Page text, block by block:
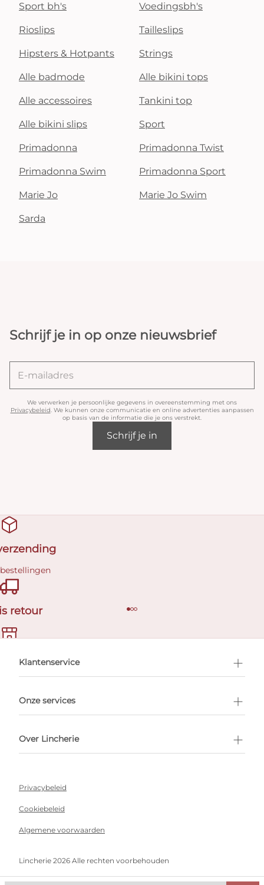
Sport bh's Voedingsbh's
Rioslips Tailleslips
Hipsters & Hotpants Strings
Alle badmode Alle bikini tops
Alle accessoires Tankini top
Alle bikini slips Sport
Primadonna Primadonna Twist
Primadonna Swim Primadonna Sport
Marie Jo Marie Jo Swim
Sarda
Schrijf je in op onze nieuwsbrief
We verwerken je persoonlijke gegevens in overeenstemming met ons
Privacybeleid. We kunnen onze communicatie en online advertenties aanpassen
op basis van de informatie die je ons verstrekt.
Schrijf je in
retour
afspraak
Klantenservice
Onze services
Over Lincherie
Privacybeleid
Cookiebeleid
Algemene voorwaarden
Lincherie 2026 Alle rechten voorbehouden